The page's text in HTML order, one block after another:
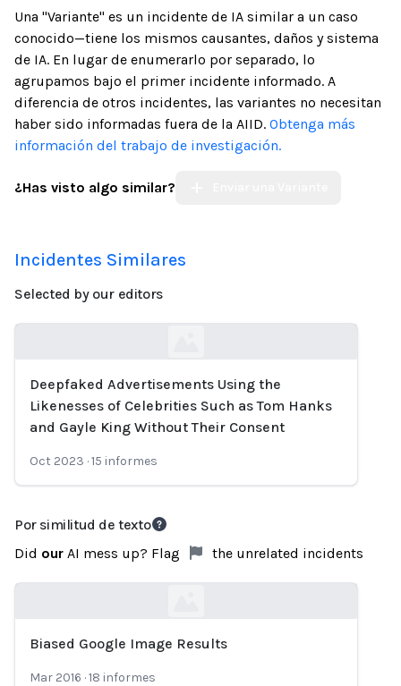
Una "Variante" es un incidente de IA similar a un caso
conocido—tiene los mismos causantes, daños y sistema
de IA. En lugar de enumerarlo por separado, lo
agrupamos bajo el primer incidente informado. A
diferencia de otros incidentes, las variantes no necesitan
haber sido informadas fuera de la AIID. Obtenga más
información del trabajo de investigación.
¿Has visto algo similar?
Incidentes Similares
Selected by our editors
Loading...
Deepfaked Advertisements Using the
Likenesses of Celebrities Such as Tom Hanks
and Gayle King Without Their Consent
Oct 2023 ·15 informes
Por similitud de texto
Did our AI mess up? Flag the unrelated incidents
Biased Google Image Results
Mar 2016 ·18 informes